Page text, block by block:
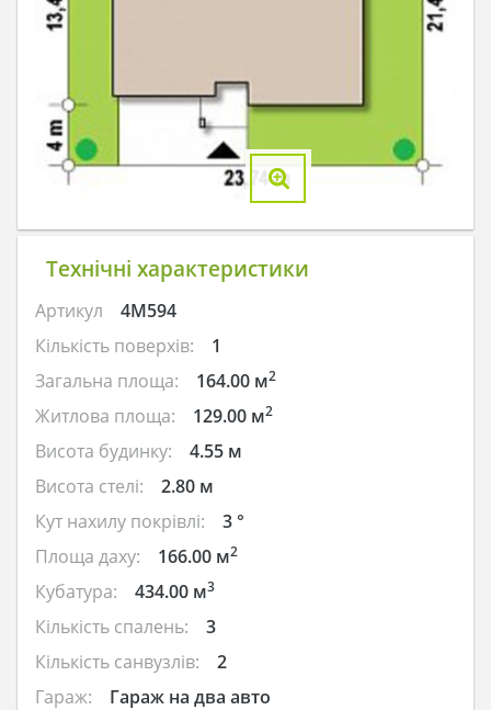
Технічні характеристики
Артикул
4M594
Кількість поверхів:
1
Загальна площа:
164.00 м2
Житлова площа: 129.00 м2
Висота будинку:
4.55 м
Висота стелі:
2.80 м
Кут нахилу покрівлі:
3 °
Площа даху:
166.00 м2
Кубатура: 434.00 м3
Кількість спалень:
3
Кількість санвузлів:
2
Гараж:
Гараж на два авто